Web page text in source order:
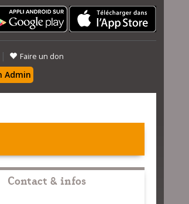
| Faire un don
Admin
Contact & infos